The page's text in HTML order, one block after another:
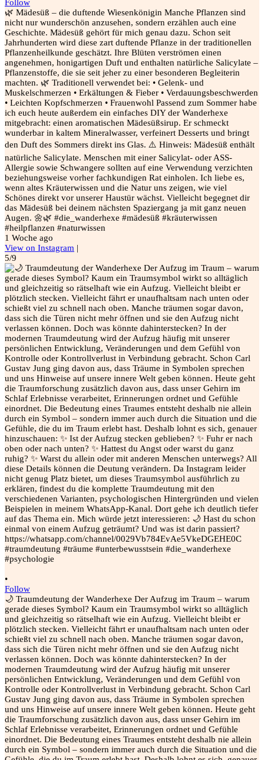
Follow
🌿 Mädesüß – die duftende Wiesenkönigin Manche Pflanzen sind
nicht nur wunderschön anzusehen, sondern erzählen auch eine
Geschichte. Mädesüß gehört für mich genau dazu. Schon seit
Jahrhunderten wird diese zart duftende Pflanze in der traditionellen
Pflanzenheilkunde geschätzt. Ihre Blüten verströmen einen
angenehmen, honigartigen Duft und enthalten natürliche Salicylate –
Pflanzenstoffe, die sie seit jeher zu einer besonderen Begleiterin
machten. 🌿 Traditionell verwendet bei: • Gelenk- und
Muskelschmerzen • Erkältungen & Fieber • Verdauungsbeschwerden
• Leichten Kopfschmerzen • Frauenwohl Passend zum Sommer habe
ich euch heute außerdem ein einfaches DIY der Wanderhexe
mitgebracht: einen aromatischen Mädesüßsirup. Er schmeckt
wunderbar in kaltem Mineralwasser, verfeinert Desserts und bringt
den Duft des Sommers direkt ins Glas. ⚠️ Hinweis: Mädesüß enthält
natürliche Salicylate. Menschen mit einer Salicylat- oder ASS-
Allergie sowie Schwangere sollten auf eine Verwendung verzichten
beziehungsweise vorher fachkundigen Rat einholen. Ich liebe es,
wenn altes Kräuterwissen und die Natur uns zeigen, wie viel
Schönes direkt vor unserer Haustür wächst. Vielleicht begegnet dir
das Mädesüß bei deinem nächsten Spaziergang ja mit ganz neuen
Augen. 🌼🌿 #die_wanderhexe #mädesüß #kräuterwissen
#heilpflanzen #naturwissen
1 Woche ago
View on Instagram |
5/9
•
Follow
🌙 Traumdeutung der Wanderhexe Der Aufzug im Traum – warum
gerade dieses Symbol? Kaum ein Traumsymbol wirkt so alltäglich
und gleichzeitig so rätselhaft wie ein Aufzug. Vielleicht bleibt er
plötzlich stecken. Vielleicht fährt er unaufhaltsam nach unten oder
schießt viel zu schnell nach oben. Manche träumen sogar davon,
dass sich die Türen nicht mehr öffnen und sie den Aufzug nicht
verlassen können. Doch was könnte dahinterstecken? In der
modernen Traumdeutung wird der Aufzug häufig mit unserer
persönlichen Entwicklung, Veränderungen und dem Gefühl von
Kontrolle oder Kontrollverlust in Verbindung gebracht. Schon Carl
Gustav Jung ging davon aus, dass Träume in Symbolen sprechen
und uns Hinweise auf unsere innere Welt geben können. Heute geht
die Traumforschung zusätzlich davon aus, dass unser Gehirn im
Schlaf Erlebnisse verarbeitet, Erinnerungen ordnet und Gefühle
einordnet. Die Bedeutung eines Traumes entsteht deshalb nie allein
durch ein Symbol – sondern immer auch durch die Situation und die